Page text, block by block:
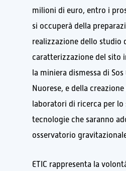
milioni di euro, entro i
si occuperà della
realizzazione dello studio
caratterizzazione del sito
la miniera dismessa di Sos
Nuorese, e della
laboratori di ricerca per lo
tecnologie che saranno
osservatorio
ETIC rappresenta la